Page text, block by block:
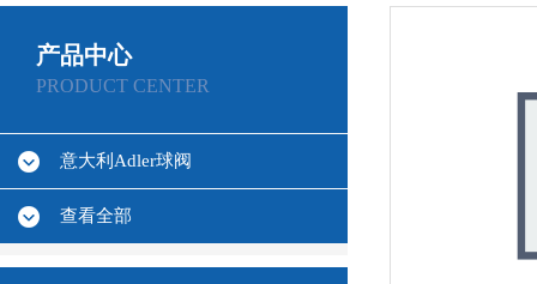
产品中心
PRODUCT CENTER
意大利Adler球阀
查看全部